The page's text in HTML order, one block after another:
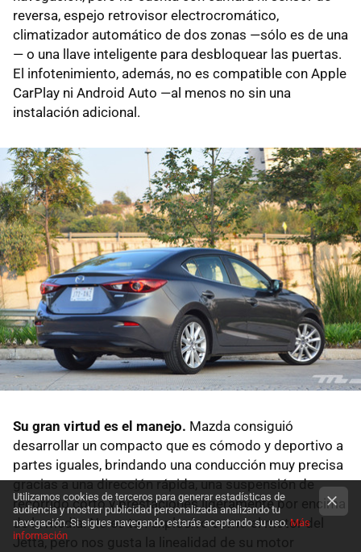
reversa, espejo retrovisor electrocromático,
climatizador automático de dos zonas —sólo es de una
— o una llave inteligente para desbloquear las puertas.
El infotenimiento, además, no es compatible con Apple
CarPlay ni Android Auto —al menos no sin una
instalación adicional.
Su gran virtud es el manejo. Mazda consiguió
desarrollar un compacto que es cómodo y deportivo a
partes iguales, brindando una conducción muy precisa
gracias a una dirección rápida, una suspensión de
recorrido corto y prestaciones ligeramente por encima
de la media. No es tan explosivo como el motor del
Jetta, pero nos gusta la linealidad de su motor
Utilizamos cookies de terceros para generar estadísticas de
audiencia y mostrar publicidad personalizada analizando tu
navegación. Si sigues navegando estarás aceptando su uso. Más
información